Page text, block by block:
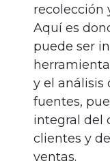
recolección
Aquí es
puede ser
y el análisis
fuentes,
integral del
clientes y
ventas.